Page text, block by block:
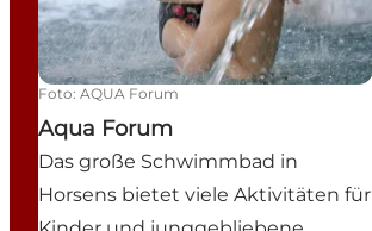
Foto: AQUA Forum
Aqua Forum
Das große Schwimmbad in
Horsens bietet viele Aktivitäten für